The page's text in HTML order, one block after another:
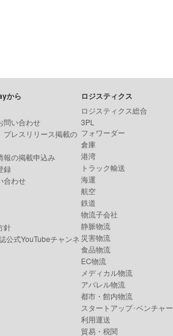
から
問い合わせ
プレスリリース掲載の
報の掲載申込み
録
合わせ
針
公式YouTubeチャンネ
ロジスティクス
ロジスティクス総合
3PL
フォワーダー
倉庫
港湾
トラック輸送
海運
航空
鉄道
物流子会社
静脈物流
災害物流
食品物流
EC物流
メディカル物流
アパレル物流
都市・館内物流
スタートアップ･ベンチャー
利用運送
貿易・税関